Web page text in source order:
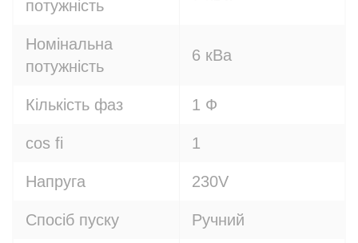
потужність
Номінальна
потужність
6 кВа
Кількість фаз 1 Ф
cos fi 1
Напруга 230V
Спосіб пуску Ручний